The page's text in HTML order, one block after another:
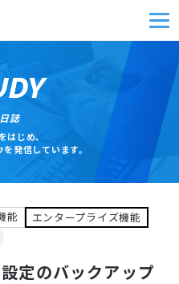
誌
じめ、
発信しています。
能
エンタープライズ機能
定のバックアップ